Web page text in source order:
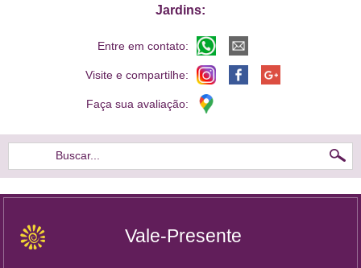
Jardins:
Entre em contato:
Visite e compartilhe:
Faça sua avaliação:
Buscar...
Vale-Presente